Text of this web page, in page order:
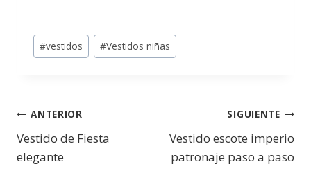
#vestidos #Vestidos niñas
ANTERIOR
Vestido de Fiesta
elegante
SIGUIENTE
Vestido escote imperio
patronaje paso a paso